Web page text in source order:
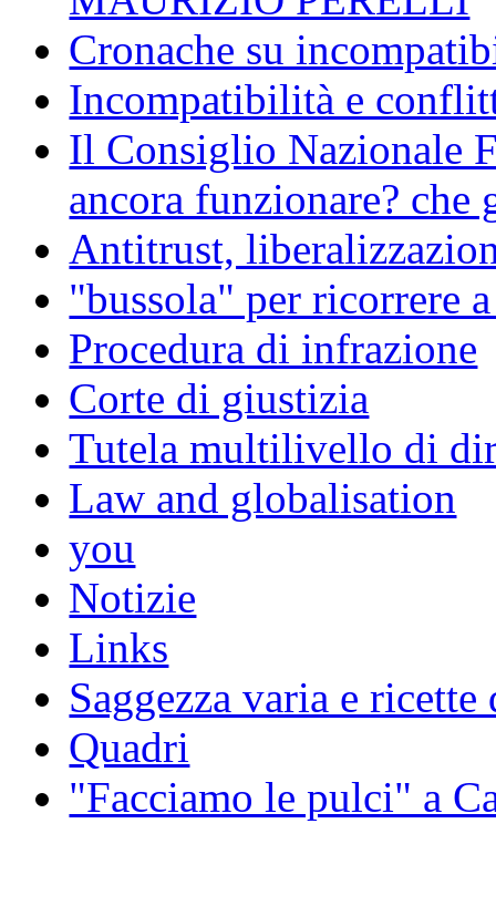
Cronache su
Incompatibilità e
Il Consiglio Nazionale
ancora funzionare? che
Antitrust,
"bussola" per ricorrere
Procedura di infrazione
Corte di giustizia
Tutela multilivello di
Law and globalisation
you
Notizie
Links
Saggezza varia e
Quadri
"Facciamo le pulci" a